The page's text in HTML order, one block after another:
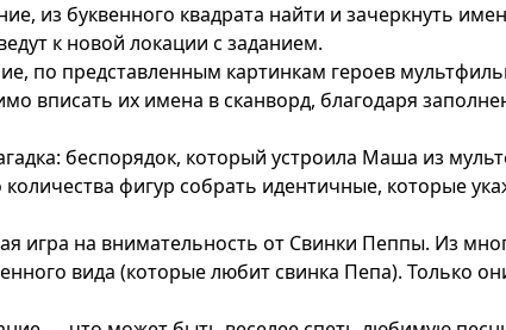
из буквенного квадрата найти и зачеркнуть
к новой локации с заданием.
по представленным картинкам героев
вписать их имена в сканворд, благодаря
беспорядок, который устроила Маша из
фигур собрать идентичные, которые
игра на внимательность от Свинки Пеппы. Из
вида (которые любит свинка Пепа). Только